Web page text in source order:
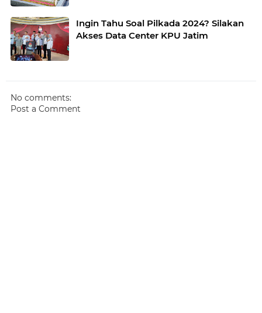
Ingin Tahu Soal Pilkada 2024? Silakan
Akses Data Center KPU Jatim
No comments:
Post a Comment